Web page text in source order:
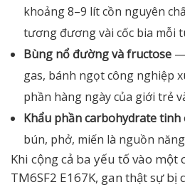
khoảng 8–9 lít cồn nguyên
tương đương vài cốc bia mỗi
Bùng nổ đường và fructose —
gas, bánh ngọt công nghiệp
phần hàng ngày của giới trẻ
Khẩu phần carbohydrate tinh
bún, phở, miến là nguồn
Khi cộng cả ba yếu tố vào một
TM6SF2 E167K, gan thật sự